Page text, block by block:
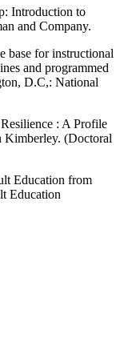
Introduction to
and Company.
base for instructional
and programmed
D.C,: National
: A Profile
Kimberley. (Doctoral
Education from
Education